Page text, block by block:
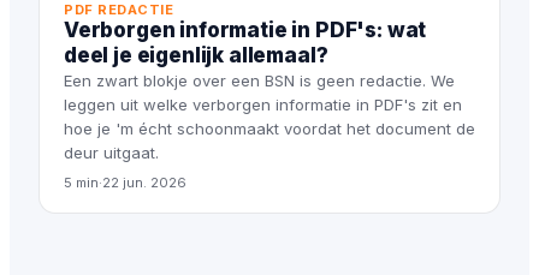
PDF REDACTIE
Verborgen informatie in PDF's: wat
deel je eigenlijk allemaal?
Een zwart blokje over een BSN is geen redactie. We
leggen uit welke verborgen informatie in PDF's zit en
hoe je 'm écht schoonmaakt voordat het document de
deur uitgaat.
5 min·22 jun. 2026